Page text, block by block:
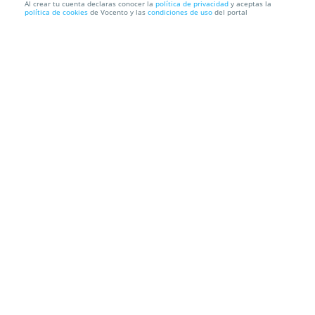
¿Preparado para reir? Entradas para FIHU con Dani
Al crear tu cuenta declaras conocer la política de privacidad y aceptas la
política de cookies de Vocento y las condiciones de uso del portal